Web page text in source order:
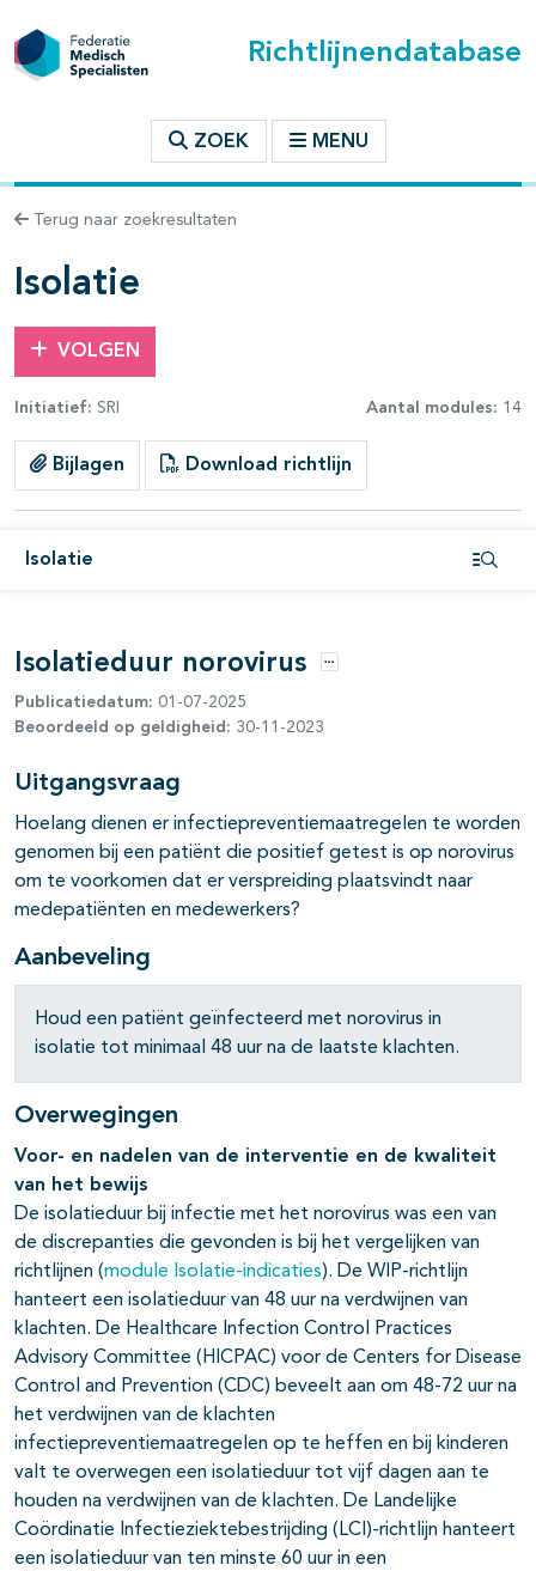
Richtlijnendatabase
ZOEK MENU
Terug naar zoekresultaten
Isolatie
VOLGEN
Initiatief: SRI Aantal modules: 14
Bijlagen Download richtlijn
Isolatie
binnen deze richtlijn
open- en dichtklappen
open- en dichtklappen
Isolatieduur norovirus Opties
Publicatiedatum: 01-07-2025
Beoordeeld op geldigheid: 30-11-2023
Uitgangsvraag
Hoelang dienen er infectiepreventiemaatregelen te worden
genomen bij een patiënt die positief getest is op norovirus
om te voorkomen dat er verspreiding plaatsvindt naar
medepatiënten en medewerkers?
Aanbeveling
Houd een patiënt geïnfecteerd met norovirus in
isolatie tot minimaal 48 uur na de laatste klachten.
Overwegingen
Voor- en nadelen van de interventie en de kwaliteit
van het bewijs
De isolatieduur bij infectie met het norovirus was een van
de discrepanties die gevonden is bij het vergelijken van
richtlijnen (module Isolatie-indicaties). De WIP-richtlijn
hanteert een isolatieduur van 48 uur na verdwijnen van
klachten. De Healthcare Infection Control Practices
Advisory Committee (HICPAC) voor de Centers for Disease
Control and Prevention (CDC) beveelt aan om 48-72 uur na
het verdwijnen van de klachten
infectiepreventiemaatregelen op te heffen en bij kinderen
valt te overwegen een isolatieduur tot vijf dagen aan te
houden na verdwijnen van de klachten. De Landelijke
Coördinatie Infectieziektebestrijding (LCI)-richtlijn hanteert
een isolatieduur van ten minste 60 uur in een